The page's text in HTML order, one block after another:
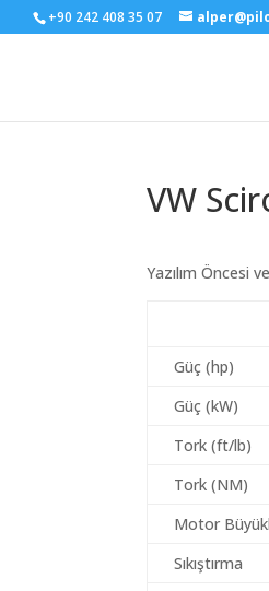
+90 242 408 35 07
VW
Yazılım Öncesi
Güç (hp)
Güç (kW)
Tork (ft/lb)
Tork (NM)
Motor
Sıkıştırma